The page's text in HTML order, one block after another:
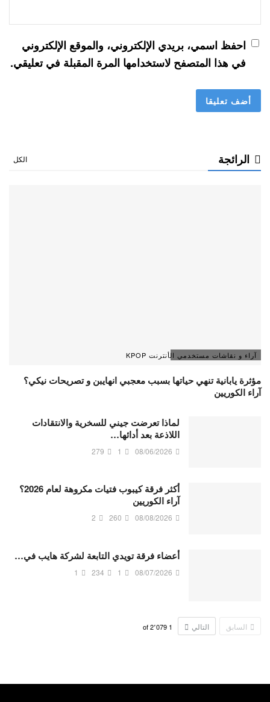
احفظ اسمي، بريدي الإلكتروني، والموقع الإلكتروني
في هذا المتصفح لاستخدامها المرة المقبلة في تعليقي.
الرائجة الكل
آراء و نقاشات مستخدمي الأنترنت KPOP
مؤثرة يابانية تنهي حياتها بسبب معجبي انهايبن و تصريحات نيكي؟
آراء الكوريين
لماذا تعرضت جيني للسخرية والانتقادات
اللاذعة بعد أدائها…
08/06/2026
1
279
أكثر فرقة كيبوب فتيات مكروهة لعام 2026؟
آراء الكوريين
08/08/2026
260
2
أعضاء فرقة تويدي التابعة لشركة هايب في…
08/07/2026
1
234
1
السابق التالي 1 2٬079